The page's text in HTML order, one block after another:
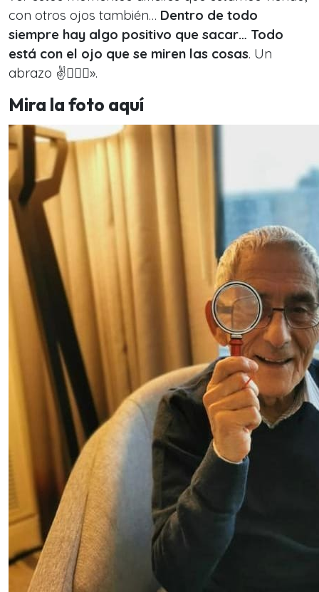
con otros ojos también… Dentro de todo
siempre hay algo positivo que sacar… Todo
está con el ojo que se miren las cosas. Un
abrazo ✌️🕵🏻‍♂️».
Mira la foto aquí